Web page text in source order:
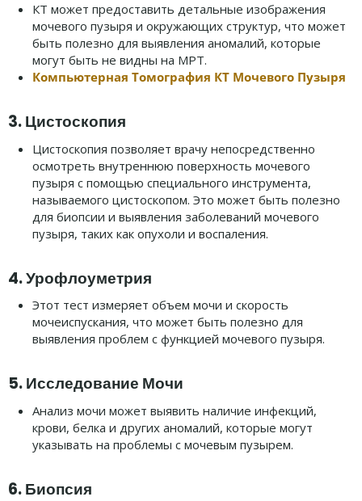
КТ может предоставить детальные изображения
мочевого пузыря и окружающих структур, что может
быть полезно для выявления аномалий, которые
могут быть не видны на МРТ.
Компьютерная Томография КТ Мочевого Пузыря
3.Цистоскопия
Цистоскопия позволяет врачу непосредственно
осмотреть внутреннюю поверхность мочевого
пузыря с помощью специального инструмента,
называемого цистоскопом. Это может быть полезно
для биопсии и выявления заболеваний мочевого
пузыря, таких как опухоли и воспаления.
4.Урофлоуметрия
Этот тест измеряет объем мочи и скорость
мочеиспускания, что может быть полезно для
выявления проблем с функцией мочевого пузыря.
5.Исследование Мочи
Анализ мочи может выявить наличие инфекций,
крови, белка и других аномалий, которые могут
указывать на проблемы с мочевым пузырем.
6.Биопсия